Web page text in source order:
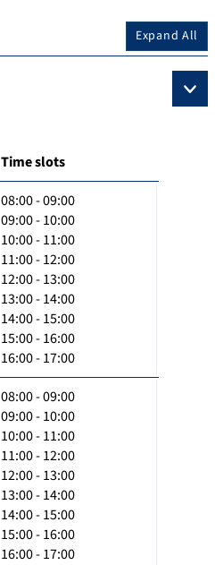
Expand All
Time slots
08:00 - 09:00
09:00 - 10:00
10:00 - 11:00
11:00 - 12:00
12:00 - 13:00
13:00 - 14:00
14:00 - 15:00
15:00 - 16:00
16:00 - 17:00
08:00 - 09:00
09:00 - 10:00
10:00 - 11:00
11:00 - 12:00
12:00 - 13:00
13:00 - 14:00
14:00 - 15:00
15:00 - 16:00
16:00 - 17:00